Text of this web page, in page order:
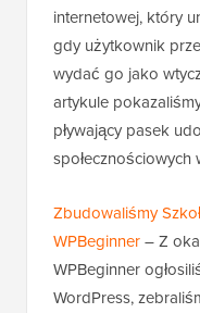
internetowej, który
gdy użytkownik
wydać go jako
artykule
pływający pasek
społecznościowych
Zbudowaliśmy
WPBeginner– Z
WPBeginner
WordPress,